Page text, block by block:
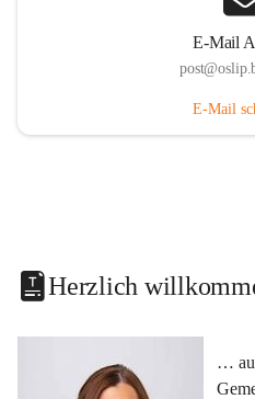
E-Mail
E-Mail
Herzlich
…